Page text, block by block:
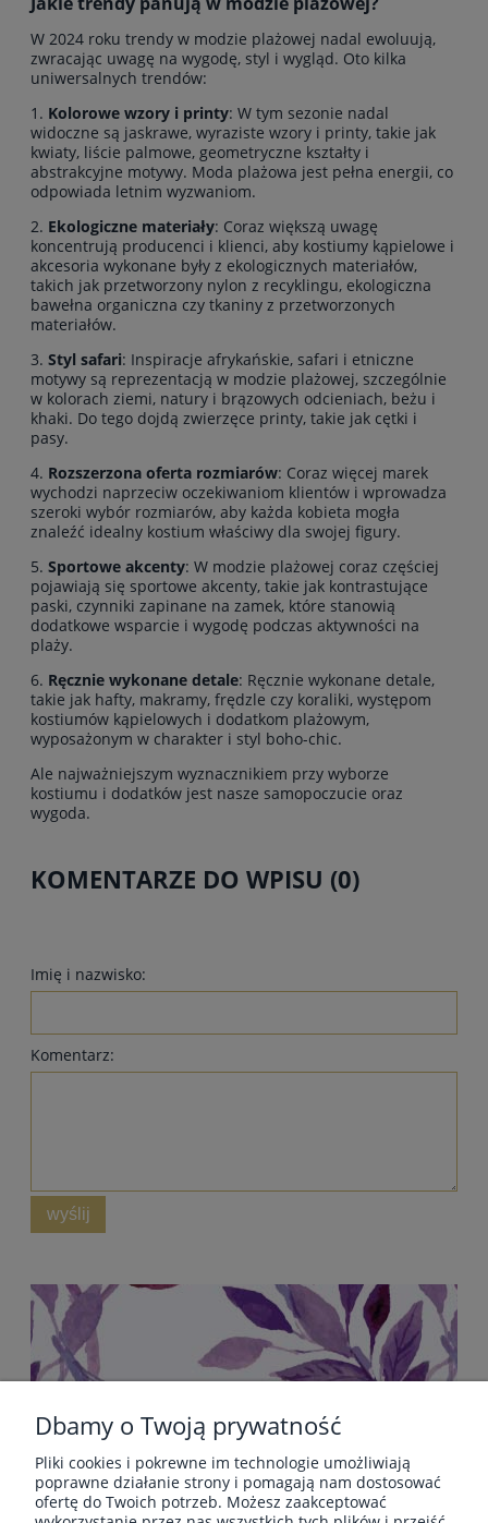
W 2024 roku trendy w modzie plażowej nadal ewoluują,
zwracając uwagę na wygodę, styl i wygląd. Oto kilka
uniwersalnych trendów:
1. Kolorowe wzory i printy: W tym sezonie nadal
widoczne są jaskrawe, wyraziste wzory i printy, takie jak
kwiaty, liście palmowe, geometryczne kształty i
abstrakcyjne motywy. Moda plażowa jest pełna energii, co
odpowiada letnim wyzwaniom.
2. Ekologiczne materiały: Coraz większą uwagę
koncentrują producenci i klienci, aby kostiumy kąpielowe i
akcesoria wykonane były z ekologicznych materiałów,
takich jak przetworzony nylon z recyklingu, ekologiczna
bawełna organiczna czy tkaniny z przetworzonych
materiałów.
3. Styl safari: Inspiracje afrykańskie, safari i etniczne
motywy są reprezentacją w modzie plażowej, szczególnie
w kolorach ziemi, natury i brązowych odcieniach, beżu i
khaki. Do tego dojdą zwierzęce printy, takie jak cętki i
pasy.
4. Rozszerzona oferta rozmiarów: Coraz więcej marek
wychodzi naprzeciw oczekiwaniom klientów i wprowadza
szeroki wybór rozmiarów, aby każda kobieta mogła
znaleźć idealny kostium właściwy dla swojej figury.
5. Sportowe akcenty: W modzie plażowej coraz częściej
pojawiają się sportowe akcenty, takie jak kontrastujące
paski, czynniki zapinane na zamek, które stanowią
dodatkowe wsparcie i wygodę podczas aktywności na
plaży.
6. Ręcznie wykonane detale: Ręcznie wykonane detale,
takie jak hafty, makramy, frędzle czy koraliki, występom
kostiumów kąpielowych i dodatkom plażowym,
wyposażonym w charakter i styl boho-chic.
Ale najważniejszym wyznacznikiem przy wyborze
kostiumu i dodatków jest nasze samopoczucie oraz
wygoda.
KOMENTARZE DO WPISU (0)
Imię i nazwisko:
Komentarz:
wyślij
POMOC
Dbamy o Twoją prywatność
Pliki cookies i pokrewne im technologie umożliwiają
poprawne działanie strony i pomagają nam dostosować
ofertę do Twoich potrzeb. Możesz zaakceptować